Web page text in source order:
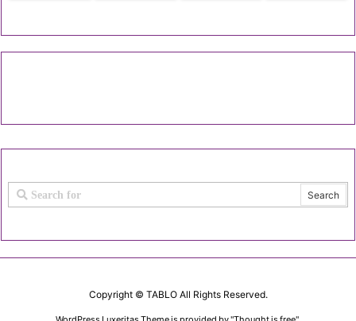
Copyright © TABLOAll Rights Reserved.